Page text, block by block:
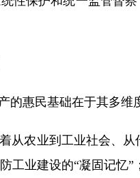
惠民基础在于其多维
农业到工业社会、从
工业建设的“凝固记忆